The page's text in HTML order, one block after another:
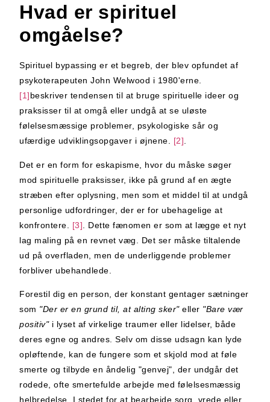
Hvad er spirituel
omgåelse?
Spirituel bypassing er et begreb, der blev opfundet af
psykoterapeuten John Welwood i 1980'erne.
[1]beskriver tendensen til at bruge spirituelle ideer og
praksisser til at omgå eller undgå at se uløste
følelsesmæssige problemer, psykologiske sår og
ufærdige udviklingsopgaver i øjnene. [2]
Det er en form for eskapisme, hvor du måske søger
mod spirituelle praksisser, ikke på grund af en ægte
stræben efter oplysning, men som et middel til at undgå
personlige udfordringer, der er for ubehagelige at
konfrontere. [3] . Dette fænomen er som at lægge et nyt
lag maling på en revnet væg. Det ser måske tiltalende
ud på overfladen, men de underliggende problemer
forbliver ubehandlede.
Forestil dig en person, der konstant gentager sætninger
som "Der er en grund til, at alting sker"eller "Bare vær
positiv"i lyset af virkelige traumer eller lidelser, både
deres egne og andres. Selv om disse udsagn kan lyde
opløftende, kan de fungere som et skjold mod at føle
smerte og tilbyde en åndelig "genvej", der undgår det
rodede, ofte smertefulde arbejde med følelsesmæssig
helbredelse. I stedet for at bearbejde sorg, vrede eller